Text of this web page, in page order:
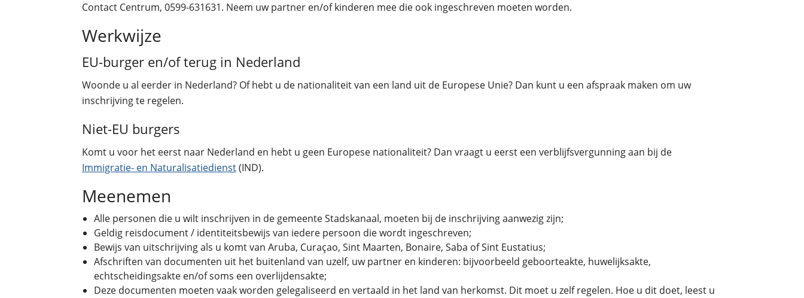
Contact Centrum, 0599-631631. Neem uw partner en/of kinderen mee die ook ingeschreven moeten worden.
Werkwijze
EU-burger en/of terug in Nederland
Woonde u al eerder in Nederland? Of hebt u de nationaliteit van een land uit de Europese Unie? Dan kunt u een afspraak maken om uw
inschrijving te regelen.
Niet-EU burgers
Komt u voor het eerst naar Nederland en hebt u geen Europese nationaliteit? Dan vraagt u eerst een verblijfsvergunning aan bij de
Immigratie- en Naturalisatiedienst(IND).
Meenemen
Alle personen die u wilt inschrijven in de gemeente Stadskanaal, moeten bij de inschrijving aanwezig zijn;
Geldig reisdocument / identiteitsbewijs van iedere persoon die wordt ingeschreven;
Bewijs van uitschrijving als u komt van Aruba, Curaçao, Sint Maarten, Bonaire, Saba of Sint Eustatius;
Afschriften van documenten uit het buitenland van uzelf, uw partner en kinderen: bijvoorbeeld geboorteakte, huwelijksakte,
echtscheidingsakte en/of soms een overlijdensakte;
Deze documenten moeten vaak worden gelegaliseerd en vertaald in het land van herkomst. Dit moet u zelf regelen. Hoe u dit doet, leest u